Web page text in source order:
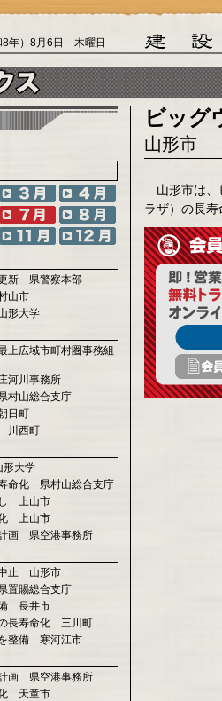
8年）8月6日 木曜日
新 県警察本部
山市
形大学
広域市町村圏事務組
河川事務所
村山総合支庁
日町
川西町
大学
命化 県村山総合支庁
上山市
上山市
画 県空港事務所
止 山形市
置賜総合支庁
長井市
長寿命化 三川町
整備 寒河江市
画 県空港事務所
天童市
ビッグ
山形市
山形市は、
ラザ）の長